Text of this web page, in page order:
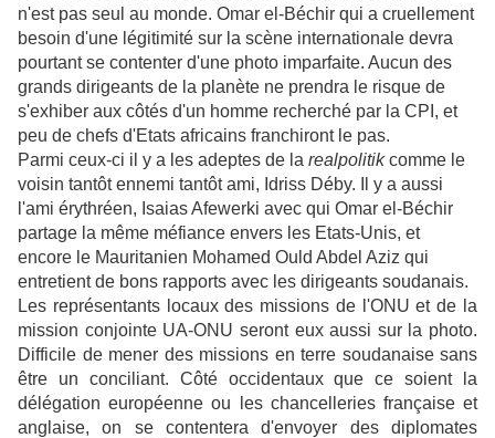
n'est pas seul au monde. Omar el-Béchir qui a cruellement
besoin d'une légitimité sur la scène internationale devra
pourtant se contenter d'une photo imparfaite. Aucun des
grands dirigeants de la planète ne prendra le risque de
s'exhiber aux côtés d'un homme recherché par la CPI, et
peu de chefs d'Etats africains franchiront le pas.
Parmi ceux-ci il y a les adeptes de la realpolitikcomme le
voisin tantôt ennemi tantôt ami, Idriss Déby. Il y a aussi
l'ami érythréen, Isaias Afewerki avec qui Omar el-Béchir
partage la même méfiance envers les Etats-Unis, et
encore le Mauritanien Mohamed Ould Abdel Aziz qui
entretient de bons rapports avec les dirigeants soudanais.
Les représentants locaux des missions de l'ONU et de la
mission conjointe UA-ONU seront eux aussi sur la photo.
Difficile de mener des missions en terre soudanaise sans
être un conciliant. Côté occidentaux que ce soient la
délégation européenne ou les chancelleries française et
anglaise, on se contentera d'envoyer des diplomates